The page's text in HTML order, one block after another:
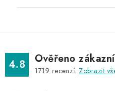
4.8 Ověřeno
1719 recenzí. Zobrazit